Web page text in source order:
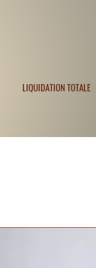
LIQUIDATION TOTALE